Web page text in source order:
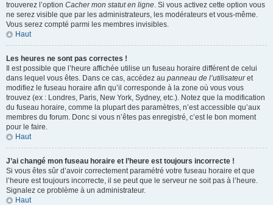
trouverez l’option Cacher mon statut en ligne. Si vous activez cette option vous
ne serez visible que par les administrateurs, les modérateurs et vous-même.
Vous serez compté parmi les membres invisibles.
Haut
Les heures ne sont pas correctes !
Il est possible que l’heure affichée utilise un fuseau horaire différent de celui
dans lequel vous êtes. Dans ce cas, accédez au panneau de l’utilisateuret
modifiez le fuseau horaire afin qu’il corresponde à la zone où vous vous
trouvez (ex : Londres, Paris, New York, Sydney, etc.). Notez que la modification
du fuseau horaire, comme la plupart des paramètres, n’est accessible qu’aux
membres du forum. Donc si vous n’êtes pas enregistré, c’est le bon moment
pour le faire.
Haut
J’ai changé mon fuseau horaire et l’heure est toujours incorrecte !
Si vous êtes sûr d’avoir correctement paramétré votre fuseau horaire et que
l’heure est toujours incorrecte, il se peut que le serveur ne soit pas à l’heure.
Signalez ce problème à un administrateur.
Haut